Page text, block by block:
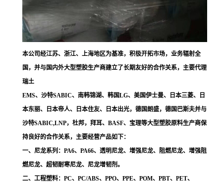
本公司经江苏、浙江、上海地区为基准，积极开拓市场，业务辐射全
国，并与国内外大型塑胶生产商建立了长期友好的合作关系，主要代理
瑞土
EMS、沙特SABIC、南韩锦湖、韩国LG、美国伊士曼、日本三菱、日
本东丽、日本帝人、日本住友、日本出光，德国朗盛，德国巴斯夫并与
沙特SABIC,LNP，杜邦，拜耳、BASF、宝理等大型塑胶原料生产商保
持良好的合作关系，主要经营产品如下：
一、尼龙系列：PA6、PA66、透明尼龙、增强尼龙、阻燃尼龙、增强阻
燃尼龙、超韧耐寒尼龙、尼龙增韧剂。
二、工程塑料：PC、PC/ABS、PPO、PPE、POM、PBT、PET、